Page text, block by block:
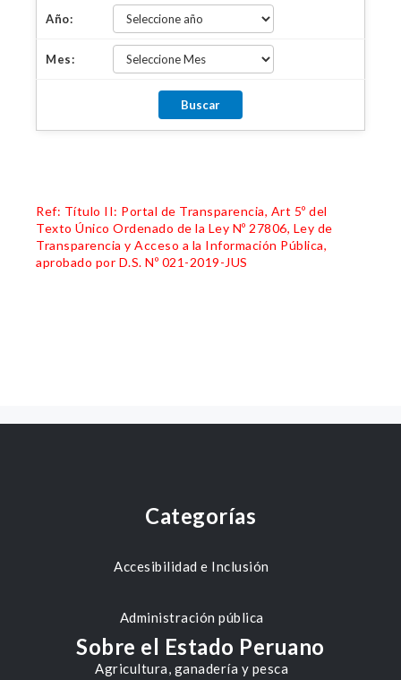
Año:
Mes:
Ref: Título II: Portal de Transparencia, Art 5º del
Texto Único Ordenado de la Ley Nº 27806, Ley de
Transparencia y Acceso a la Información Pública,
aprobado por D.S. Nº 021-2019-JUS
Categorías
Accesibilidad e Inclusión
Administración pública
Agricultura, ganadería y pesca
Sobre el Estado Peruano